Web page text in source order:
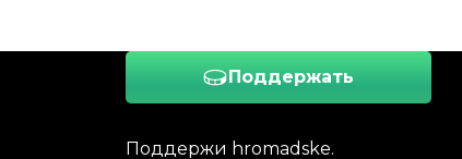
Поддержать
Поддержи hromadske.